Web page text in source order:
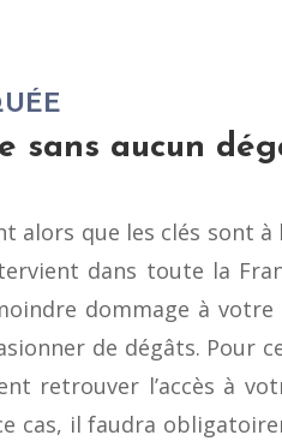
sans aucun
alors que les clés sont
dans toute la
dommage à
de dégâts. Pour
retrouver l’accès à
cas, il faudra